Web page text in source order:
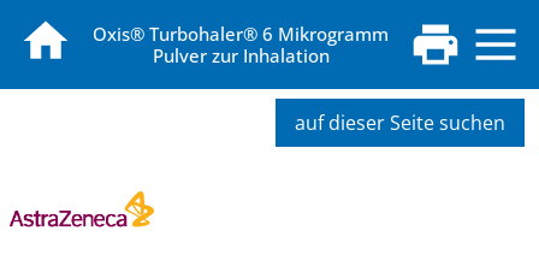
Oxis® Turbohaler® 6 Mikrogramm
Pulver zur Inhalation
auf dieser Seite suchen